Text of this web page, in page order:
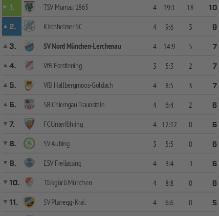
1. TSV Murnau 1865 4 19:1 18
10
2.
Kirchheimer SC 4 9:6 3
9
3.
SV Nord München-Lerchenau 4 14:9 5
7
4.
VfB Forstinning 3 5:3 2
7
5.
VfB Hallbergmoos-Goldach 4 8:5 3
7
6.
SB Chiemgau Traunstein 4 6:4 2
6
7.
FC Unterföhring 4 12:12 0
6
8.
SV Aubing 3 5:5 0
6
9.
ESV Freilassing 4 3:4 -1
6
10.
Türkgücü München 4 8:8 0
6
11.
SV Planegg-Krai. 4 6:6 0
5